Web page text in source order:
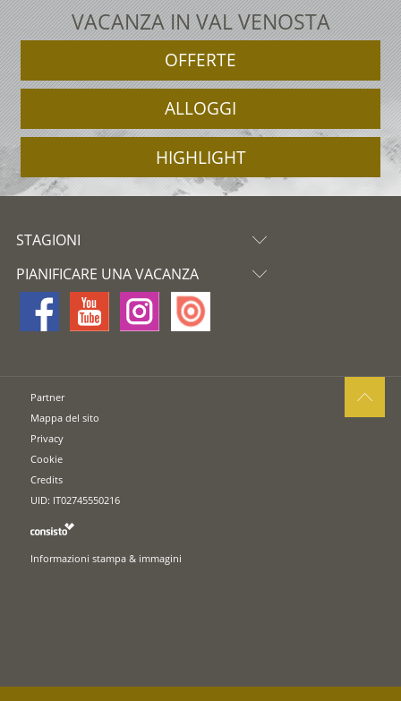
VACANZA IN VAL VENOSTA
OFFERTE
ALLOGGI
HIGHLIGHT
STAGIONI
PIANIFICARE UNA VACANZA
Partner
Mappa del sito
Privacy
Cookie
Credits
UID: IT02745550216
Informazioni stampa & immagini